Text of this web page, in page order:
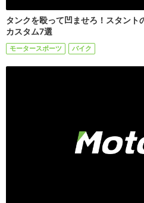
タンクを殴って凹ませろ！スタント
カスタム7選
モータースポーツ バイク